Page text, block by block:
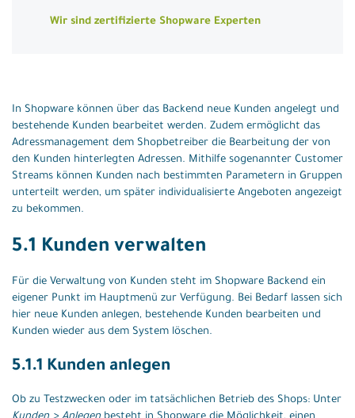
Wir sind zertifizierte Shopware Experten
In Shopware können über das Backend neue Kunden angelegt und
bestehende Kunden bearbeitet werden. Zudem ermöglicht das
Adressmanagement dem Shopbetreiber die Bearbeitung der von
den Kunden hinterlegten Adressen. Mithilfe sogenannter Customer
Streams können Kunden nach bestimmten Parametern in Gruppen
unterteilt werden, um später individualisierte Angeboten angezeigt
zu bekommen.
5.1 Kunden verwalten
Für die Verwaltung von Kunden steht im Shopware Backend ein
eigener Punkt im Hauptmenü zur Verfügung. Bei Bedarf lassen sich
hier neue Kunden anlegen, bestehende Kunden bearbeiten und
Kunden wieder aus dem System löschen.
5.1.1 Kunden anlegen
Ob zu Testzwecken oder im tatsächlichen Betrieb des Shops: Unter